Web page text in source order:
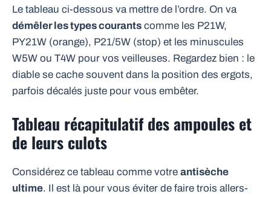
Le tableau ci-dessous va mettre de l’ordre. On va
démêler les types courants comme les P21W,
PY21W (orange), P21/5W (stop) et les minuscules
W5W ou T4W pour vos veilleuses. Regardez bien : le
diable se cache souvent dans la position des ergots,
parfois décalés juste pour vous embêter.
Tableau récapitulatif des ampoules et
de leurs culots
Considérez ce tableau comme votre antisèche
ultime. Il est là pour vous éviter de faire trois allers-